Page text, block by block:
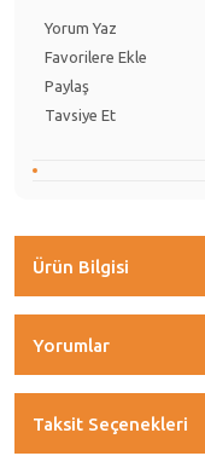
Yorum Yaz
Paylaş
Tavsiye Et
Ürün Bilgisi
Yorumlar
Taksit Seçenekleri